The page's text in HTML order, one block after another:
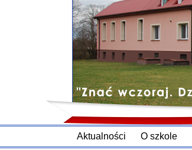
Aktualności O szkole